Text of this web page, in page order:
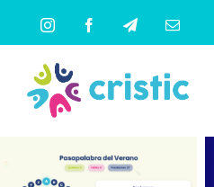
contenido
InstagramFacebookTelegramCorreo